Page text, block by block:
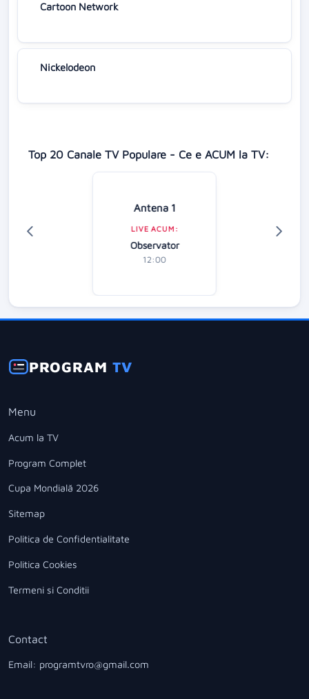
Cartoon Network
Nickelodeon
Top 20 Canale TV Populare - Ce e ACUM la TV:
Antena 1
LIVE ACUM:
Observator
12:00
PROGRAMTV
Menu
Acum la TV
Program Complet
Cupa Mondială 2026
Sitemap
Politica de Confidentialitate
Politica Cookies
Termeni si Conditii
Contact
Email: programtvro@gmail.com